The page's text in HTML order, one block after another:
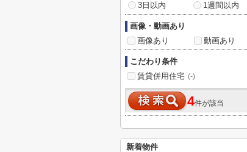
3日以内
1週間以内
画像・動画あり
画像あり
動画あり
こだわり条件
賃貸併用住宅 (-)
4件が該当
新着物件